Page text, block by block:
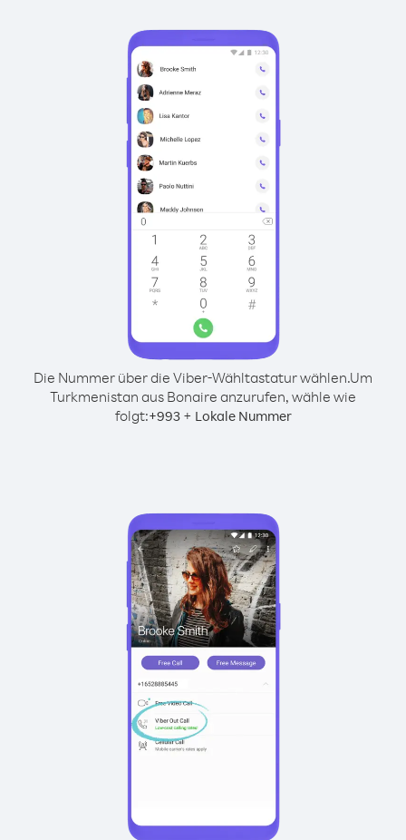
Die Nummer über die Viber-Wähltastatur wählen.Um
Turkmenistan aus Bonaire anzurufen, wähle wie
folgt:+993+ Lokale Nummer